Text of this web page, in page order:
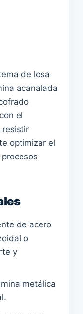
de losa
acanalada
el
resistir
optimizar el
de acero
o
y
metálica